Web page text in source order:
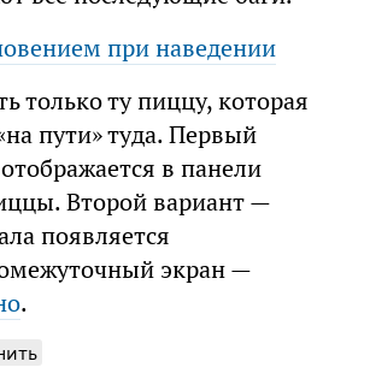
при наведении
только ту пиццу, которая
пути» туда. Первый
в панели
Второй вариант —
появляется
экран —
.